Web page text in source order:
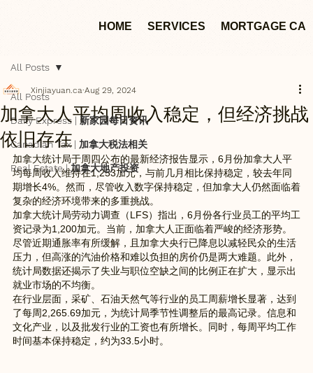
HOME SERVICES MORTGAGE
All Posts
Daily Express | 新家园每日资讯
Canadian Tax | 加拿大税法相关
Real Estate | 加拿大地产投资
All Posts
加拿大人平均周收入稳定，但经济挑战
依旧存在
Xinjiayuan.ca Aug 29, 2024
加拿大统计局于周四公布的最新经济报告显示，6月份加拿大人平
均每周收入维持在1,253加元，与前几月相比保持稳定，较去年同
期增长4%。然而，尽管收入数字保持稳定，但加拿大人仍然面临着
复杂的经济环境带来的多重挑战。
加拿大统计局劳动力调查（LFS）指出，6月份各行业员工的平均工
资记录为1,200加元。当前，加拿大人正面临着严峻的经济形势。
尽管近期通胀率有所缓解，且加拿大央行已降息以减轻民众的生活
压力，但高涨的汽油价格和难以负担的房价仍是两大难题。此外，
统计局数据还揭示了失业与职位空缺之间的比例正在扩大，显示出
就业市场的不均衡。
在行业层面，采矿、石油天然气等行业的员工周薪增长显著，达到
了每周2,265.69加元，为统计局季节性调整后的最高记录。信息和
文化产业，以及批发行业的工资也有所增长。同时，每周平均工作
时间基本保持稳定，约为33.5小时。